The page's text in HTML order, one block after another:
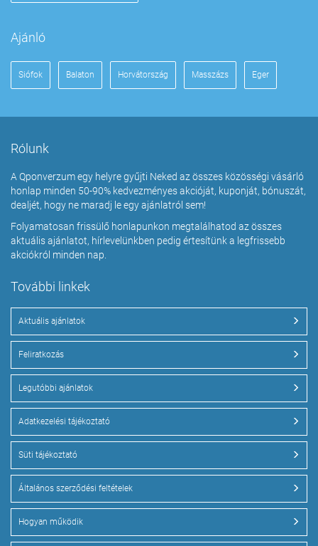
Ajánló
Siófok Balaton Horvátország Masszázs Eger
Rólunk
A Qponverzum egy helyre gyűjti Neked az összes közösségi vásárló
honlap minden 50-90% kedvezményes akcióját, kuponját, bónuszát,
dealjét, hogy ne maradj le egy ajánlatról sem!
Folyamatosan frissülő honlapunkon megtalálhatod az összes
aktuális ajánlatot, hírlevelünkben pedig értesítünk a legfrissebb
akciókról minden nap.
További linkek
Aktuális ajánlatok
Feliratkozás
Legutóbbi ajánlatok
Adatkezelési tájékoztató
Süti tájékoztató
Általános szerződési feltételek
Hogyan működik